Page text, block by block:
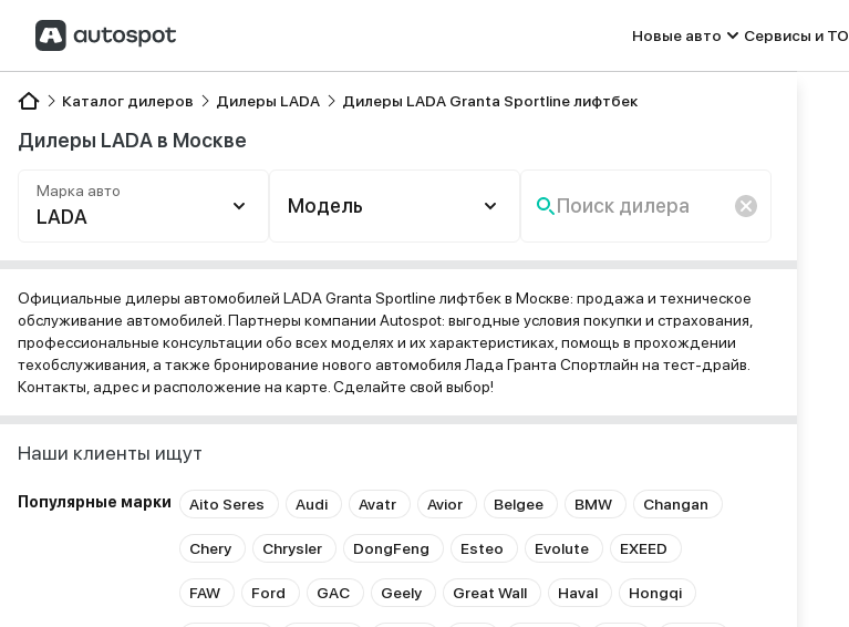
Новые авто Сервисы и ТО
Каталог дилеров Дилеры LADA Дилеры LADA Granta Sportline лифтбек
Дилеры LADA в Москве
LADA
Марка авто
Модель Поиск дилера
По запросу «» ничего не
Официальные дилеры автомобилей LADA Granta Sportline лифтбек в Москве: продажа и техническое
обслуживание автомобилей. Партнеры компании Autospot: выгодные условия покупки и страхования,
профессиональные консультации обо всех моделях и их характеристиках, помощь в прохождении
техобслуживания, а также бронирование нового автомобиля Лада Гранта Спортлайн на тест-драйв.
Контакты, адрес и расположение на карте. Сделайте свой выбор!
Наши клиенты ищут
Популярные марки Aito Seres Audi Avatr Avior Belgee BMW Changan
Chery Chrysler DongFeng Esteo Evolute EXEED
FAW Ford GAC Geely Great Wall Haval Hongqi